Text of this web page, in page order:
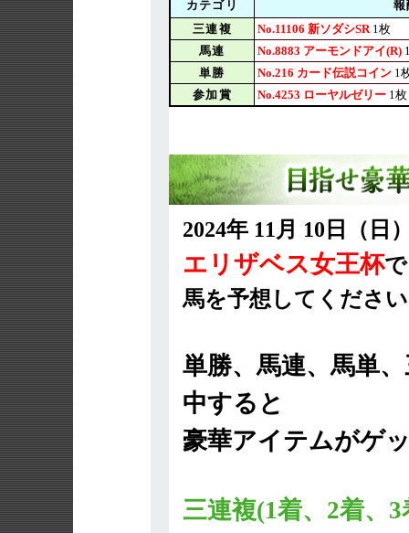
カテゴリ
報
三連複
No.11106 新ソダシSR1枚
馬連
No.8883 アーモンドアイ(R)
単勝
No.216 カード伝説コイン 1
参加賞
No.4253 ローヤルゼリー 1枚
2024年 11月 10日（日
エリザベス女王杯
馬を予想してくださ
単勝、馬連、馬単
中すると
豪華アイテムがゲ
三連複(1着、2着、